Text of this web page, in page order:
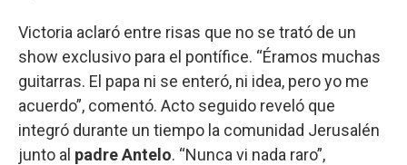
Victoria aclaró entre risas que no se trató de un
show exclusivo para el pontífice. “Éramos muchas
guitarras. El papa ni se enteró, ni idea, pero yo me
acuerdo”, comentó. Acto seguido reveló que
integró durante un tiempo la comunidad Jerusalén
junto al padre Antelo. “Nunca vi nada raro”,